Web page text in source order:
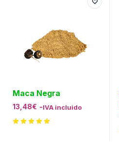
Maca Negra
13,48€ -IVA incluido